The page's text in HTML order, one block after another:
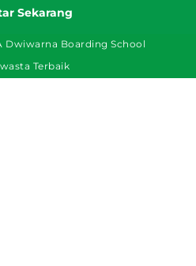
Sekarang
Dwiwarna Boarding School
Terbaik